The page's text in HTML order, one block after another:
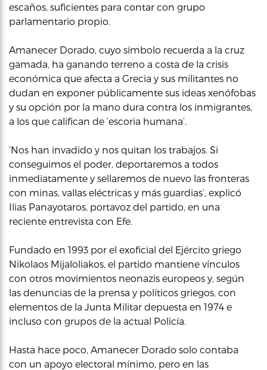
escaños, suficientes para contar con grupo
parlamentario propio.
Amanecer Dorado, cuyo símbolo recuerda a la cruz
gamada, ha ganando terreno a costa de la crisis
económica que afecta a Grecia y sus militantes no
dudan en exponer públicamente sus ideas xenófobas
y su opción por la mano dura contra los inmigrantes,
a los que califican de ‘escoria humana’.
‘Nos han invadido y nos quitan los trabajos. Si
conseguimos el poder, deportaremos a todos
inmediatamente y sellaremos de nuevo las fronteras
con minas, vallas eléctricas y más guardias’, explicó
Ilias Panayotaros, portavoz del partido, en una
reciente entrevista con Efe.
Fundado en 1993 por el exoficial del Ejército griego
Nikolaos Mijaloliakos, el partido mantiene vínculos
con otros movimientos neonazis europeos y, según
las denuncias de la prensa y políticos griegos, con
elementos de la Junta Militar depuesta en 1974 e
incluso con grupos de la actual Policía.
Hasta hace poco, Amanecer Dorado solo contaba
con un apoyo electoral mínimo, pero en las